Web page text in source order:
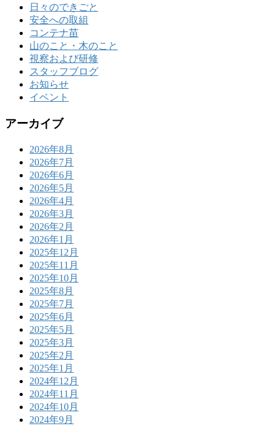
日々のできごと
安全への取組
コンテナ苗
山のこと・木のこと
視察および研修
スタッフブログ
お知らせ
イベント
アーカイブ
2026年8月
2026年7月
2026年6月
2026年5月
2026年4月
2026年3月
2026年2月
2026年1月
2025年12月
2025年11月
2025年10月
2025年8月
2025年7月
2025年6月
2025年5月
2025年3月
2025年2月
2025年1月
2024年12月
2024年11月
2024年10月
2024年9月